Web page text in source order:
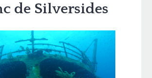
de Silversides